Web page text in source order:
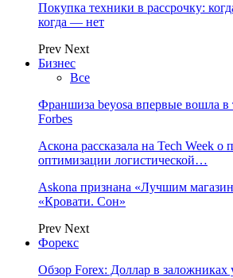
Покупка техники в рассрочку:
когда — нет
Prev Next
Бизнес
Все
Франшиза beyosa впервые вошла в
Forbes
Аскона рассказала на Tech Week
оптимизации логистической…
Askona признана «Лучшим
«Кровати. Сон»
Prev Next
Форекс
Обзор Forex: Доллар в заложниках